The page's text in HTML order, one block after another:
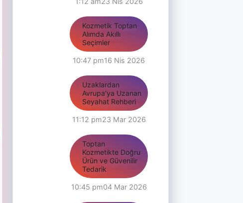
Kozmetik Toptan
Alımda Akıllı
Seçimler
10:47 pm16 Nis 2026
Uzaklardan
Avrupa’ya Uzanan
Seyahat Rehberi
11:12 pm23 Mar 2026
Toptan
Kozmetikte Doğru
Ürün ve Güvenilir
Tedarik
10:45 pm04 Mar 2026